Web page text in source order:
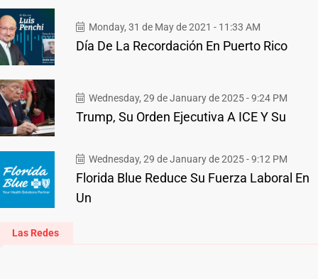
Monday, 31 de May de 2021 - 11:33 AM
Día De La Recordación En Puerto Rico
Wednesday, 29 de January de 2025 - 9:24 PM
Trump, Su Orden Ejecutiva A ICE Y Su
Wednesday, 29 de January de 2025 - 9:12 PM
Florida Blue Reduce Su Fuerza Laboral En
Un
Las Redes